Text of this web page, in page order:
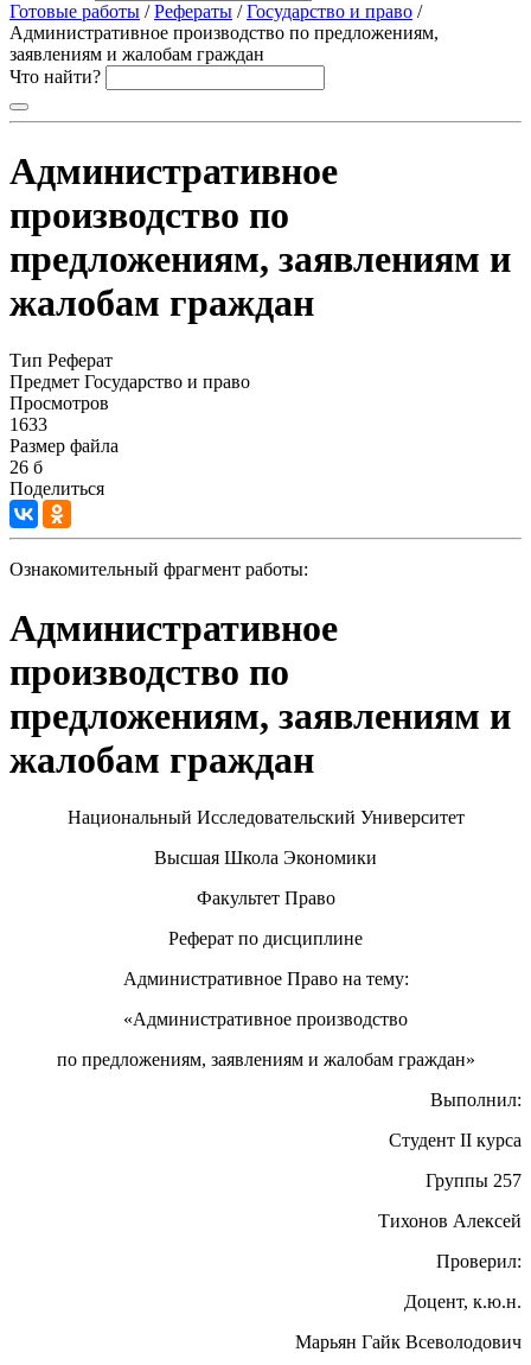
Готовые работы /Рефераты /Государство и право /
Административное производство по предложениям,
заявлениям и жалобам граждан
Что найти?
Административное
производство по
предложениям, заявлениям и
жалобам граждан
Тип Реферат
Предмет Государство и право
Просмотров
1633
Размер файла
26 б
Поделиться
Ознакомительный фрагмент работы:
Административное
производство по
предложениям, заявлениям и
жалобам граждан
Национальный Исследовательский Университет
Высшая Школа Экономики
Факультет Право
Реферат по дисциплине
Административное Право на тему:
«Административное производство
по предложениям, заявлениям и жалобам граждан»
Выполнил:
Студент II курса
Группы 257
Тихонов Алексей
Проверил:
Доцент, к.ю.н.
Марьян Гайк Всеволодович